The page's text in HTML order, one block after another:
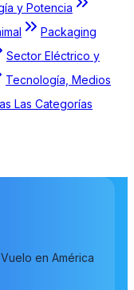
y Potencia
Packaging
Sector Eléctrico y
Tecnología, Medios
Las Categorías
en América